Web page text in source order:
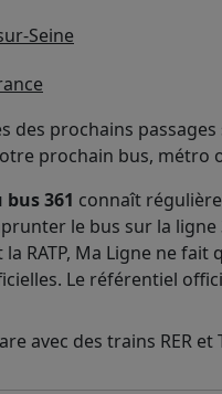
Seine
des prochains
prochain bus, métro
361 connaît
le bus sur la
la RATP, Ma Ligne ne
Le référentiel